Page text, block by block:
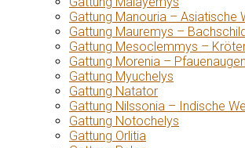
Gattung Manouria – Asiatische
Gattung Mauremys –
Gattung Mesoclemmys –
Gattung Morenia –
Gattung Myuchelys
Gattung Natator
Gattung Nilssonia – Indische
Gattung Notochelys
Gattung Orlitia